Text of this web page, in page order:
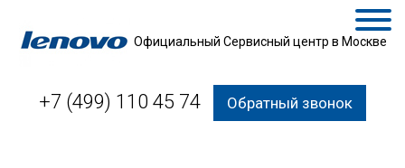
Официальный Сервисный центр в Москве
+7 (499) 110 45 74 Обратный звонок